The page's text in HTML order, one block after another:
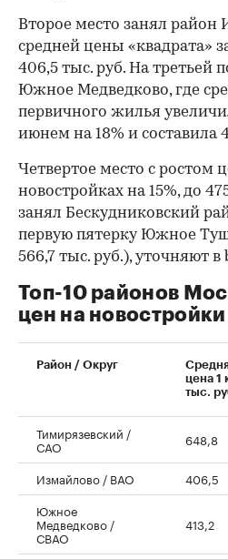
Второе место занял район
средней цены «квадрата»
406,5 тыс. руб. На третьей
Южное Медведково, где
первичного жилья
июнем на 18% и составила
00:00 / 00:00
Четвертое место с ростом
новостройках на 15%, до
занял Бескудниковский
первую пятерку Южное
566,7 тыс. руб.), уточняют в
Топ-10 районов
цен на
Район / Округ
цена 1
тыс.
Тимирязевский /
САО 648,8
Измайлово / ВАО 406,5
Южное
Медведково /
СВАО
413,2